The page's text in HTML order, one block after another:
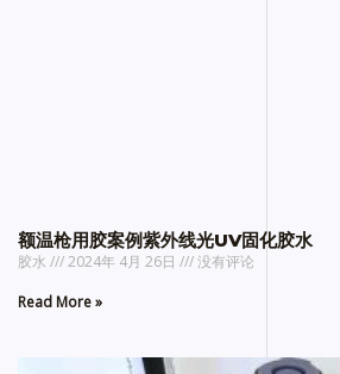
额温枪用胶案例紫外线光UV固化胶水
胶水 2024年 4月 26日
没有评论
Read More »